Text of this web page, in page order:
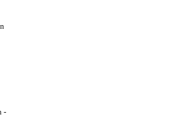
-